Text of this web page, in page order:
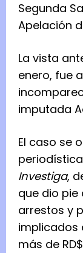
Segunda
Apelación
La vista
enero, fue
imputada
El caso se
Investiga,
que dio pie
arrestos y
implicados
más de